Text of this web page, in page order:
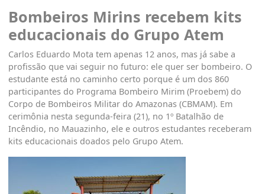
Bombeiros Mirins recebem kits
educacionais do Grupo Atem
Carlos Eduardo Mota tem apenas 12 anos, mas já sabe a
profissão que vai seguir no futuro: ele quer ser bombeiro. O
estudante está no caminho certo porque é um dos 860
participantes do Programa Bombeiro Mirim (Proebem) do
Corpo de Bombeiros Militar do Amazonas (CBMAM). Em
cerimônia nesta segunda-feira (21), no 1º Batalhão de
Incêndio, no Mauazinho, ele e outros estudantes receberam
kits educacionais doados pelo Grupo Atem.